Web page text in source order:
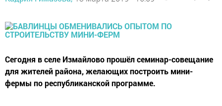
Сегодня в селе Измайлово прошёл семинар-совещание
для жителей района, желающих построить мини-
фермы по республиканской программе.